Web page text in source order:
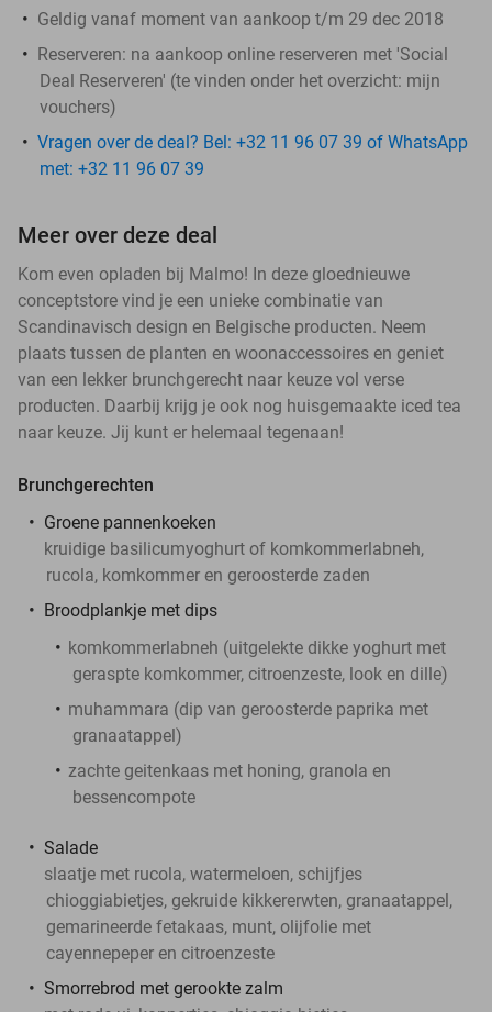
Geldig vanaf moment van aankoop t/m 29 dec 2018
Reserveren: na aankoop online reserveren met 'Social
Deal Reserveren' (te vinden onder het overzicht: mijn
vouchers)
Vragen over de deal? Bel: +32 11 96 07 39 of WhatsApp
met: +32 11 96 07 39
Meer over deze deal
Kom even opladen bij Malmo! In deze gloednieuwe
conceptstore vind je een unieke combinatie van
Scandinavisch design en Belgische producten. Neem
plaats tussen de planten en woonaccessoires en geniet
van een lekker brunchgerecht naar keuze vol verse
producten. Daarbij krijg je ook nog huisgemaakte iced tea
naar keuze. Jij kunt er helemaal tegenaan!
Brunchgerechten
Groene pannenkoeken
kruidige basilicumyoghurt of komkommerlabneh,
rucola, komkommer en geroosterde zaden
Broodplankje met dips
komkommerlabneh (uitgelekte dikke yoghurt met
geraspte komkommer, citroenzeste, look en dille)
muhammara (dip van geroosterde paprika met
granaatappel)
zachte geitenkaas met honing, granola en
bessencompote
Salade
slaatje met rucola, watermeloen, schijfjes
chioggiabietjes, gekruide kikkererwten, granaatappel,
gemarineerde fetakaas, munt, olijfolie met
cayennepeper en citroenzeste
Smorrebrod met gerookte zalm